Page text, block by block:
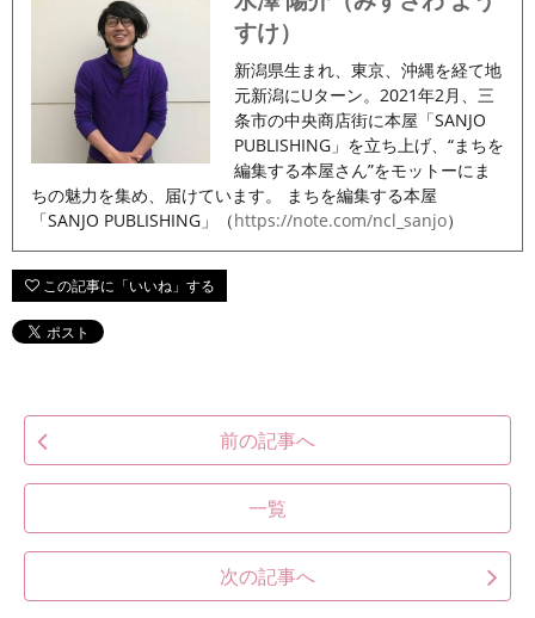
すけ）
新潟県生まれ、東京、沖縄を経て地
元新潟にUターン。2021年2月、三
条市の中央商店街に本屋「SANJO
PUBLISHING」を立ち上げ、“まちを
編集する本屋さん”をモットーにま
ちの魅力を集め、届けています。 まちを編集する本屋
「SANJO PUBLISHING」（https://note.com/ncl_sanjo）
前の記事へ
一覧
次の記事へ